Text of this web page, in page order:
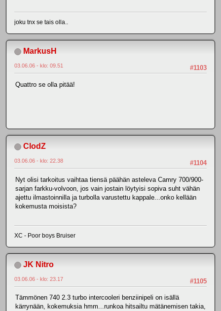
joku tnx se tais olla..
MarkusH
#1103
03.06.06 - klo: 09.51
Quattro se olla pitää!
ClodZ
#1104
03.06.06 - klo: 22.38
Nyt olisi tarkoitus vaihtaa tiensä päähän asteleva Camry 700/900-
sarjan farkku-volvoon, jos vain jostain löytyisi sopiva suht vähän
ajettu ilmastoinnilla ja turbolla varustettu kappale...onko kellään
kokemusta moisista?
XC - Poor boys Bruiser
JK Nitro
#1105
03.06.06 - klo: 23.17
Tämmönen 740 2.3 turbo intercooleri benziinipeli on isällä
kärrynään, kokemuksia hmm...runkoa hitsailtu mätänemisen takia,